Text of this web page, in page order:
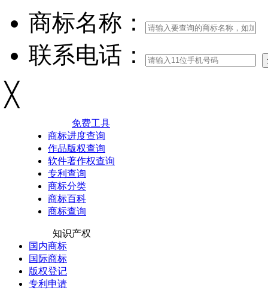
商标名称：
联系电话：
╳
免费工具
商标进度查询
作品版权查询
软件著作权查询
专利查询
商标分类
商标百科
商标查询
知识产权
国内商标
国际商标
版权登记
专利申请